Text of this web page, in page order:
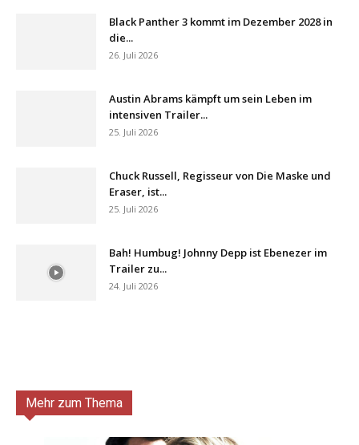
Black Panther 3 kommt im Dezember 2028 in
die...
26. Juli 2026
Austin Abrams kämpft um sein Leben im
intensiven Trailer...
25. Juli 2026
Chuck Russell, Regisseur von Die Maske und
Eraser, ist...
25. Juli 2026
Bah! Humbug! Johnny Depp ist Ebenezer im
Trailer zu...
24. Juli 2026
Mehr zum Thema